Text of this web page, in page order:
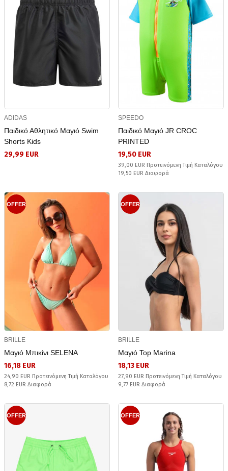
ADIDAS
Παιδικό Αθλητικό Μαγιό Swim
Shorts Kids
29,99 EUR
SPEEDO
Παιδικό Μαγιό JR CROC
PRINTED
19,50 EUR
39,00 EUR Προτεινόμενη Τιμή Καταλόγου
19,50 EUR Διαφορά
OFFER
BRILLE
Μαγιό Μπικίνι SELENA
16,18 EUR
24,90 EUR Προτεινόμενη Τιμή Καταλόγου
8,72 EUR Διαφορά
OFFER
BRILLE
Μαγιό Top Marina
18,13 EUR
27,90 EUR Προτεινόμενη Τιμή Καταλόγου
9,77 EUR Διαφορά
OFFER OFFER